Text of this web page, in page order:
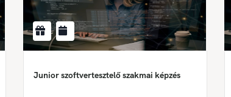
Junior szoftvertesztelő szakmai képzés